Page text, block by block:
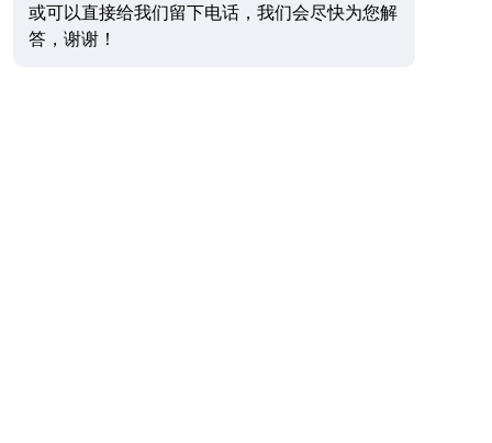
或可以直接给我们留下电话，我们会尽快为您解
答，谢谢！